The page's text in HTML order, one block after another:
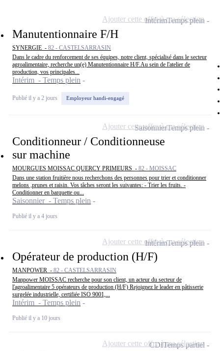
Manutentionnaire F/H
SYNERGIE - 82 - CASTELSARRASIN
Dans le cadre du renforcement de ses équipes, notre client, spécialisé dans le secteur
agroalimentaire, recherche un(e) Manutentionnaire H/F.Au sein de l'atelier de
production, vos principales...
Intérim - Temps plein
Publié il y a 2 jours Employeur handi-engagé
IntérimTemps plein
Ajouter cette offre à ma sélection
Conditionneur / Conditionneuse
sur machine
MOURGUES MOISSAC QUERCY PRIMEURS - 82 - MOISSAC
Dans une station fruitière nous recherchons des personnes pour trier et conditionner
melons ,prunes et raisin. Vos tâches seront les suivantes: - Trier les fruits. -
Conditionner en barquette ou...
Saisonnier - Temps plein
Publié il y a 4 jours
SaisonnierTemps plein
Ajouter cette offre à ma sélection
Opérateur de production (H/F)
MANPOWER - 82 - CASTELSARRASIN
Manpower MOISSAC recherche pour son client, un acteur du secteur de
l'agroalimentaire 5 opérateurs de production (H/F) Rejoignez le leader en pâtisserie
surgelée industrielle, certifiée ISO 9001,...
Intérim - Temps plein
Publié il y a 10 jours
IntérimTemps plein
Ajouter cette offre à ma sélection
CDITemps partiel
Ajouter cette offre à ma sélection